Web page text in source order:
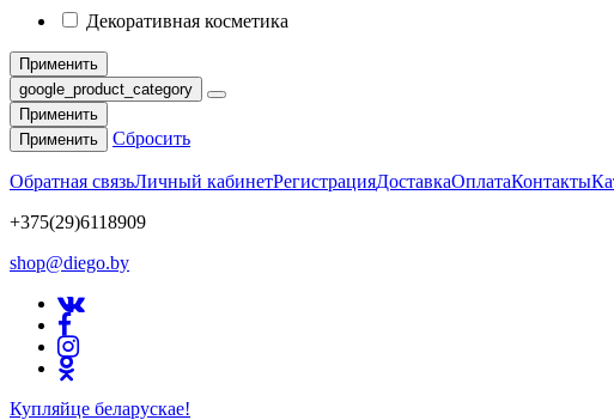
Декоративная косметика
Применить
google_product_category
Применить
Применить
Сбросить
Обратная связьЛичный кабинетРегистрацияДоставкаОплатаКонтакты
+375(29)6118909
shop@diego.by
Купляйце беларускае!